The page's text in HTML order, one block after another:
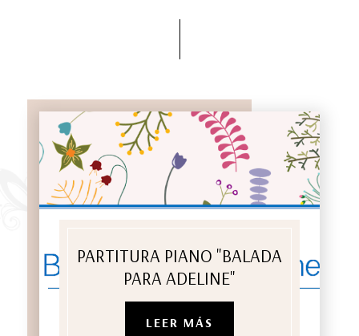
PARTITURA PIANO "BALADA
PARA ADELINE"
LEER MÁS